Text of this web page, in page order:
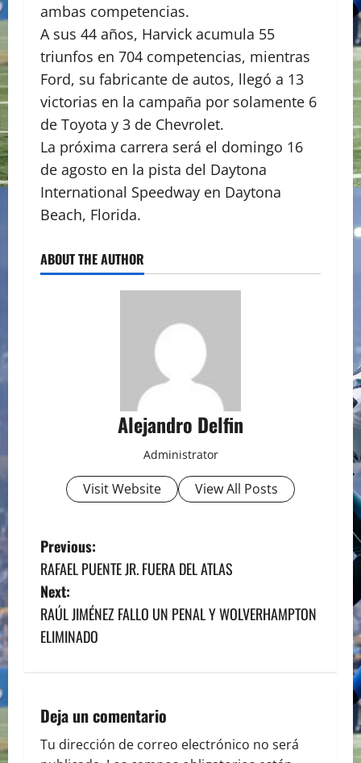
ambas competencias.
A sus 44 años, Harvick acumula 55
triunfos en 704 competencias, mientras
Ford, su fabricante de autos, llegó a 13
victorias en la campaña por solamente 6
de Toyota y 3 de Chevrolet.
La próxima carrera será el domingo 16
de agosto en la pista del Daytona
International Speedway en Daytona
Beach, Florida.
ABOUT THE AUTHOR
Alejandro Delfin
Administrator
Visit Website View All Posts
P
o
s
t
a
v
Previous:
RAFAEL PUENTE JR. FUERA DEL ATLAS
Next:
RAÚL JIMÉNEZ FALLO UN PENAL Y WOLVERHAMPTON
ELIMINADO
Deja un comentario
Tu dirección de correo electrónico no será